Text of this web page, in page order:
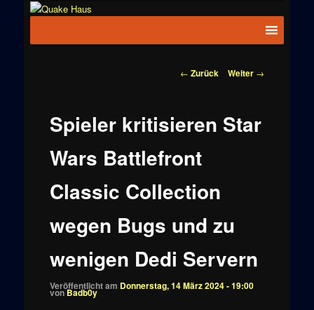
News zu
Beitragsnavigation
← Zurück Weiter →
Spieler kritisieren Star
Wars Battlefront
Classic Collection
wegen Bugs und zu
wenigen Dedi Servern
Veröffentlicht am Donnerstag, 14 März 2024 - 19:00
vonBadb0y